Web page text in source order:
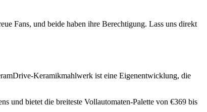
Fans, und beide haben ihre Berechtigung. Lass uns direkt
Keramikmahlwerk ist eine Eigenentwicklung, die
und bietet die breiteste Vollautomaten-Palette von €369 bis